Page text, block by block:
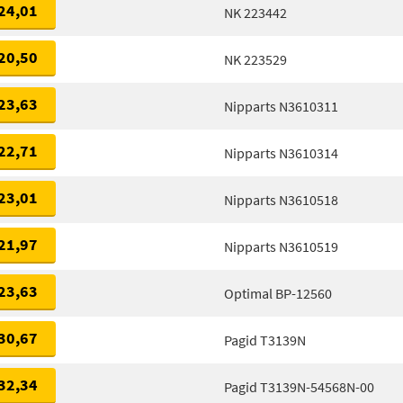
NK 223442
NK 223529
Nipparts N3610311
Nipparts N3610314
Nipparts N3610518
Nipparts N3610519
Optimal BP-12560
Pagid T3139N
Pagid T3139N-54568N-00